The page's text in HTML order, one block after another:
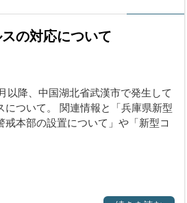
の対応について
以降、中国湖北省武漢市で発生して
について。 関連情報と「兵庫県新型
戒本部の設置について」や「新型コ